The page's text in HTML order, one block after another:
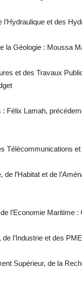
l’Hydraulique et des
la Géologie : Moussa
et des Travaux
: Félix Lamah,
Télécommunications
de l’Habitat et de
l’Economie Maritime :
l’Industrie et des
Supérieur, de la